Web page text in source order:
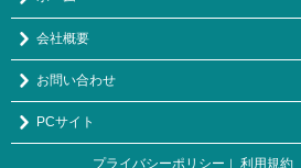
会社概要
お問い合わせ
PCサイト
プライバシーポリシー ｜ 利用規約